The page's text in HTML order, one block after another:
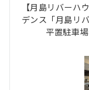
【月島リバーハ
デンス「月島リ
平置駐車